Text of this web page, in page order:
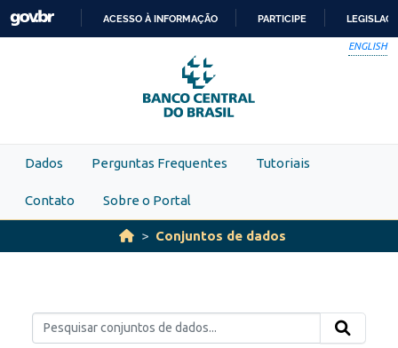
Skip to main content
PARA
O
CONTEÚDO
ACESSO À INFORMAÇÃO PARTICIPE
ENGLISH
Dados Perguntas Frequentes Tutoriais
Contato Sobre o Portal
Conjuntos de dados